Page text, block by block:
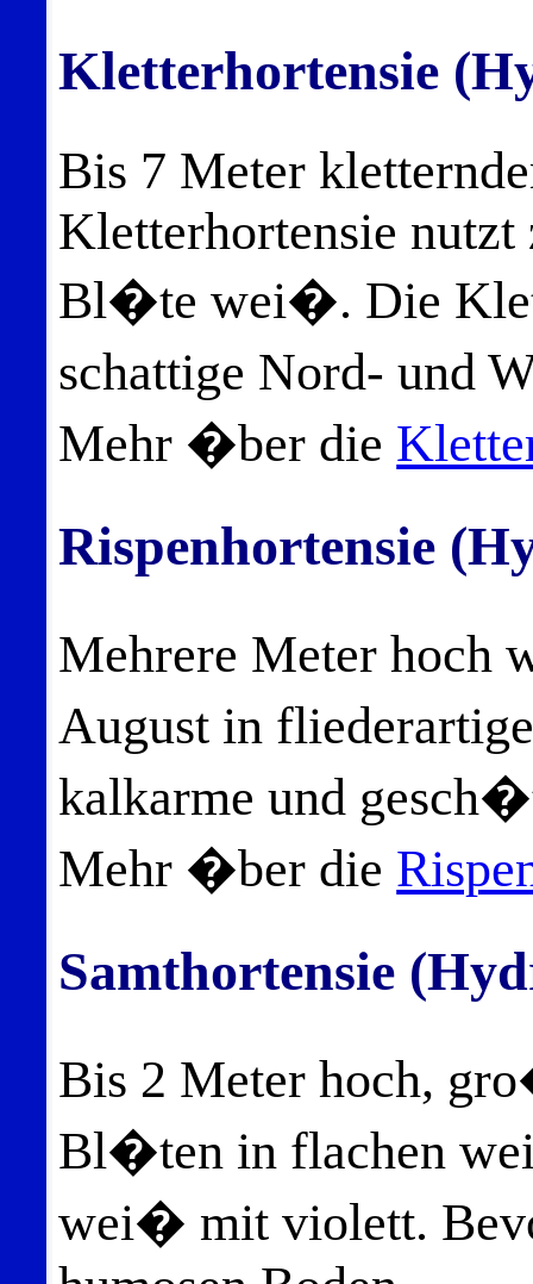
Kletterhortensie
Bis 7 Meter
Kletterhortensie
Bl�te wei�. Die
schattige Nord- und
Mehr �ber die
Rispenhortensie
Mehrere Meter
August in
kalkarme und
Mehr �ber die
Samthortensie
Bis 2 Meter hoch,
Bl�ten in flachen
wei� mit violett.